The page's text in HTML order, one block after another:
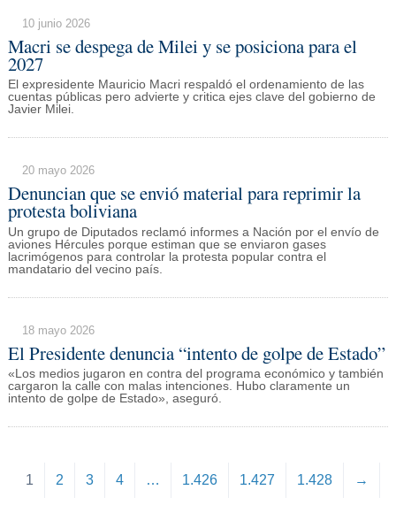
10 junio 2026
Macri se despega de Milei y se posiciona para el
2027
El expresidente Mauricio Macri respaldó el ordenamiento de las
cuentas públicas pero advierte y critica ejes clave del gobierno de
Javier Milei.
20 mayo 2026
Denuncian que se envió material para reprimir la
protesta boliviana
Un grupo de Diputados reclamó informes a Nación por el envío de
aviones Hércules porque estiman que se enviaron gases
lacrimógenos para controlar la protesta popular contra el
mandatario del vecino país.
18 mayo 2026
El Presidente denuncia “intento de golpe de Estado”
«Los medios jugaron en contra del programa económico y también
cargaron la calle con malas intenciones. Hubo claramente un
intento de golpe de Estado», aseguró.
1 2 3 4 … 1.426 1.427 1.428 →